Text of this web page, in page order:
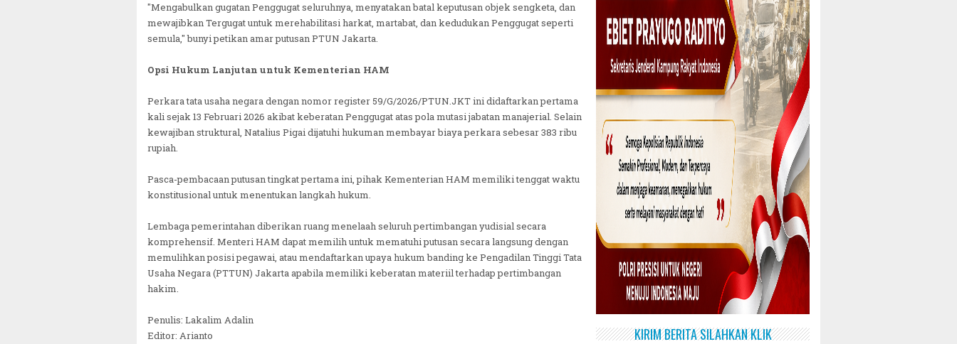
"Mengabulkan gugatan Penggugat seluruhnya, menyatakan batal keputusan objek sengketa, dan
mewajibkan Tergugat untuk merehabilitasi harkat, martabat, dan kedudukan Penggugat seperti
semula," bunyi petikan amar putusan PTUN Jakarta.
Opsi Hukum Lanjutan untuk Kementerian HAM
Perkara tata usaha negara dengan nomor register 59/G/2026/PTUN.JKT ini didaftarkan pertama
kali sejak 13 Februari 2026 akibat keberatan Penggugat atas pola mutasi jabatan manajerial. Selain
kewajiban struktural, Natalius Pigai dijatuhi hukuman membayar biaya perkara sebesar 383 ribu
rupiah.
Pasca-pembacaan putusan tingkat pertama ini, pihak Kementerian HAM memiliki tenggat waktu
konstitusional untuk menentukan langkah hukum.
Lembaga pemerintahan diberikan ruang menelaah seluruh pertimbangan yudisial secara
komprehensif. Menteri HAM dapat memilih untuk mematuhi putusan secara langsung dengan
memulihkan posisi pegawai, atau mendaftarkan upaya hukum banding ke Pengadilan Tinggi Tata
Usaha Negara (PTTUN) Jakarta apabila memiliki keberatan materiil terhadap pertimbangan
hakim.
Penulis: Lakalim Adalin
Editor: Arianto
KIRIM BERITA SILAHKAN KLIK